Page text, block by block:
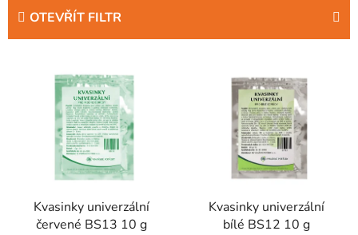
OTEVŘÍT FILTR
Kvasinky univerzální
červené BS13 10 g
Kvasinky univerzální
bílé BS12 10 g